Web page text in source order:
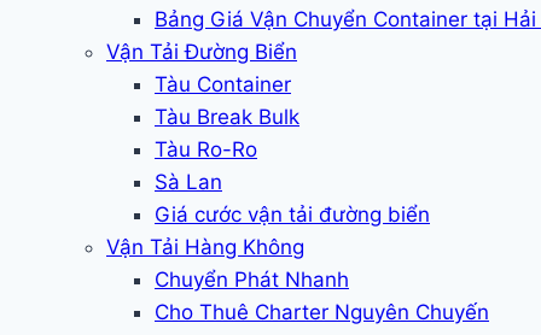
Bảng Giá Vận Chuyển Container tại Hải
Vận Tải Đường Biển
Tàu Container
Tàu Break Bulk
Tàu Ro-Ro
Sà Lan
Giá cước vận tải đường biển
Vận Tải Hàng Không
Chuyển Phát Nhanh
Cho Thuê Charter Nguyên Chuyến